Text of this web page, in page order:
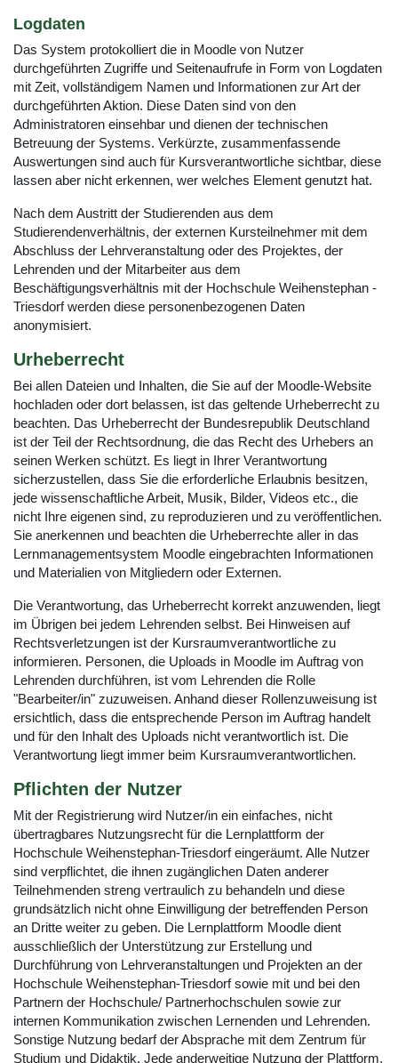
Logdaten
Das System protokolliert die in Moodle von Nutzer
durchgeführten Zugriffe und Seitenaufrufe in Form von Logdaten
mit Zeit, vollständigem Namen und Informationen zur Art der
durchgeführten Aktion. Diese Daten sind von den
Administratoren einsehbar und dienen der technischen
Betreuung der Systems. Verkürzte, zusammenfassende
Auswertungen sind auch für Kursverantwortliche sichtbar, diese
lassen aber nicht erkennen, wer welches Element genutzt hat.
Nach dem Austritt der Studierenden aus dem
Studierendenverhältnis, der externen Kursteilnehmer mit dem
Abschluss der Lehrveranstaltung oder des Projektes, der
Lehrenden und der Mitarbeiter aus dem
Beschäftigungsverhältnis mit der Hochschule Weihenstephan -
Triesdorf werden diese personenbezogenen Daten
anonymisiert.
Urheberrecht
Bei allen Dateien und Inhalten, die Sie auf der Moodle-Website
hochladen oder dort belassen, ist das geltende Urheberrecht zu
beachten. Das Urheberrecht der Bundesrepublik Deutschland
ist der Teil der Rechtsordnung, die das Recht des Urhebers an
seinen Werken schützt. Es liegt in Ihrer Verantwortung
sicherzustellen, dass Sie die erforderliche Erlaubnis besitzen,
jede wissenschaftliche Arbeit, Musik, Bilder, Videos etc., die
nicht Ihre eigenen sind, zu reproduzieren und zu veröffentlichen.
Sie anerkennen und beachten die Urheberrechte aller in das
Lernmanagementsystem Moodle eingebrachten Informationen
und Materialien von Mitgliedern oder Externen.
Die Verantwortung, das Urheberrecht korrekt anzuwenden, liegt
im Übrigen bei jedem Lehrenden selbst. Bei Hinweisen auf
Rechtsverletzungen ist der Kursraumverantwortliche zu
informieren. Personen, die Uploads in Moodle im Auftrag von
Lehrenden durchführen, ist vom Lehrenden die Rolle
"Bearbeiter/in" zuzuweisen. Anhand dieser Rollenzuweisung ist
ersichtlich, dass die entsprechende Person im Auftrag handelt
und für den Inhalt des Uploads nicht verantwortlich ist. Die
Verantwortung liegt immer beim Kursraumverantwortlichen.
Pflichten der Nutzer
Mit der Registrierung wird Nutzer/in ein einfaches, nicht
übertragbares Nutzungsrecht für die Lernplattform der
Hochschule Weihenstephan-Triesdorf eingeräumt. Alle Nutzer
sind verpflichtet, die ihnen zugänglichen Daten anderer
Teilnehmenden streng vertraulich zu behandeln und diese
grundsätzlich nicht ohne Einwilligung der betreffenden Person
an Dritte weiter zu geben. Die Lernplattform Moodle dient
ausschließlich der Unterstützung zur Erstellung und
Durchführung von Lehrveranstaltungen und Projekten an der
Hochschule Weihenstephan-Triesdorf sowie mit und bei den
Partnern der Hochschule/ Partnerhochschulen sowie zur
internen Kommunikation zwischen Lernenden und Lehrenden.
Sonstige Nutzung bedarf der Absprache mit dem Zentrum für
Studium und Didaktik. Jede anderweitige Nutzung der Plattform,